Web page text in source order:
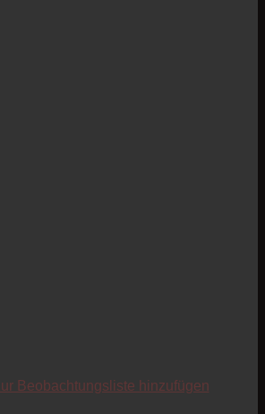
Beobachtungsliste hinzufügen